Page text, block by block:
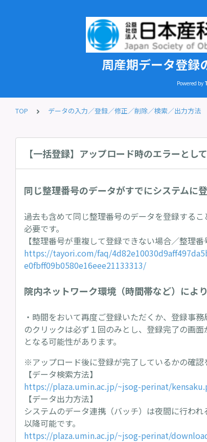
周産期データ登録
Powered by
TOP データの入力／登録／修正／削除／検索／出力方法
【一括登録】アップロード時のエラーとし
同じ整理番号のデータがすでにシステムに
過去も含めて同じ整理番号のデータを登録する
必要です。
【整理番号が重複して登録できない場合／整理番
https://tayori.com/faq/
e0fbff09b0580e16eee21133313/
院内ネットワーク環境（時間帯など）によ
・時間をおいて再度ご登録いただくか、登録事
のクリックは必ず１回のみとし、登録完了の画
となる可能性があります。
※アップロード後に登録が完了しているかの確認
【データ検索方法】
https://plaza.umin.ac.jp/~jsog-perinat/
【データ出力方法】
システムのデータ連携（バッチ）は夜間に行わ
以降可能です。
https://plaza.umin.ac.jp/~jsog-perinat/